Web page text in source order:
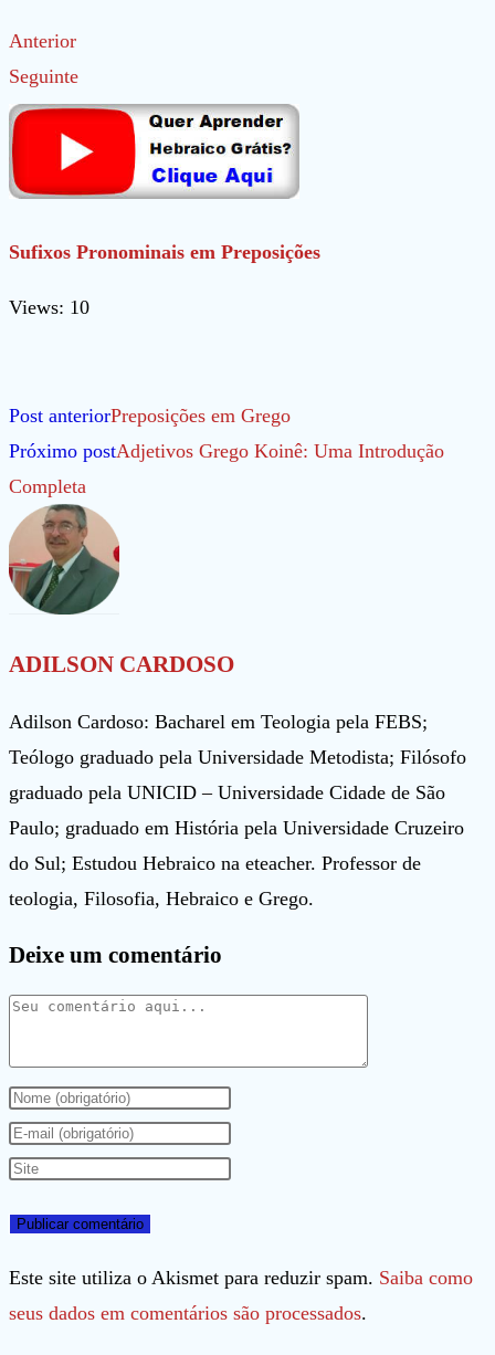
Anterior
Seguinte
Sufixos Pronominais em Preposições
Views: 10
Leia
mais
artigos
Post anteriorPreposições em Grego
Próximo postAdjetivos Grego Koinê: Uma Introdução
Completa
ADILSON CARDOSO
Adilson Cardoso: Bacharel em Teologia pela FEBS;
Teólogo graduado pela Universidade Metodista; Filósofo
graduado pela UNICID – Universidade Cidade de São
Paulo; graduado em História pela Universidade Cruzeiro
do Sul; Estudou Hebraico na eteacher. Professor de
teologia, Filosofia, Hebraico e Grego.
Deixe um comentário
Comentário
Digite
seu
nome
nome
de
usuário
Digite
seu
de
e-
mail
Digite
URL
do
seu
Este site utiliza o Akismet para reduzir spam. Saiba como
seus dados em comentários são processados.